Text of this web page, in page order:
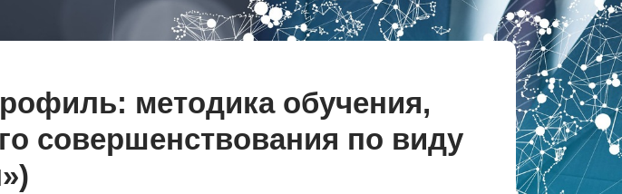
методика обучения,
совершенствования по виду